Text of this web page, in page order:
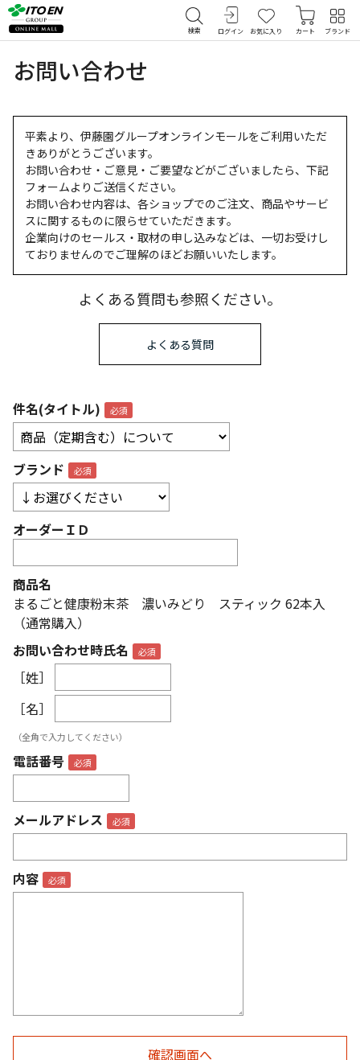
検索 ログイン お気に入り カート ブランド
お問い合わせ
平素より、伊藤園グループオンラインモールをご利用いただ
きありがとうございます。
お問い合わせ・ご意見・ご要望などがございましたら、下記
フォームよりご送信ください。
お問い合わせ内容は、各ショップでのご注文、商品やサービ
スに関するものに限らせていただきます。
企業向けのセールス・取材の申し込みなどは、一切お受けし
ておりませんのでご理解のほどお願いいたします。
よくある質問も参照ください。
よくある質問
件名(タイトル)
ブランド
オーダーＩＤ
商品名
まるごと健康粉末茶 濃いみどり スティック 62本入
（通常購入）
お問い合わせ時氏名
［姓］
［名］
（全角で入力してください）
電話番号
メールアドレス
内容